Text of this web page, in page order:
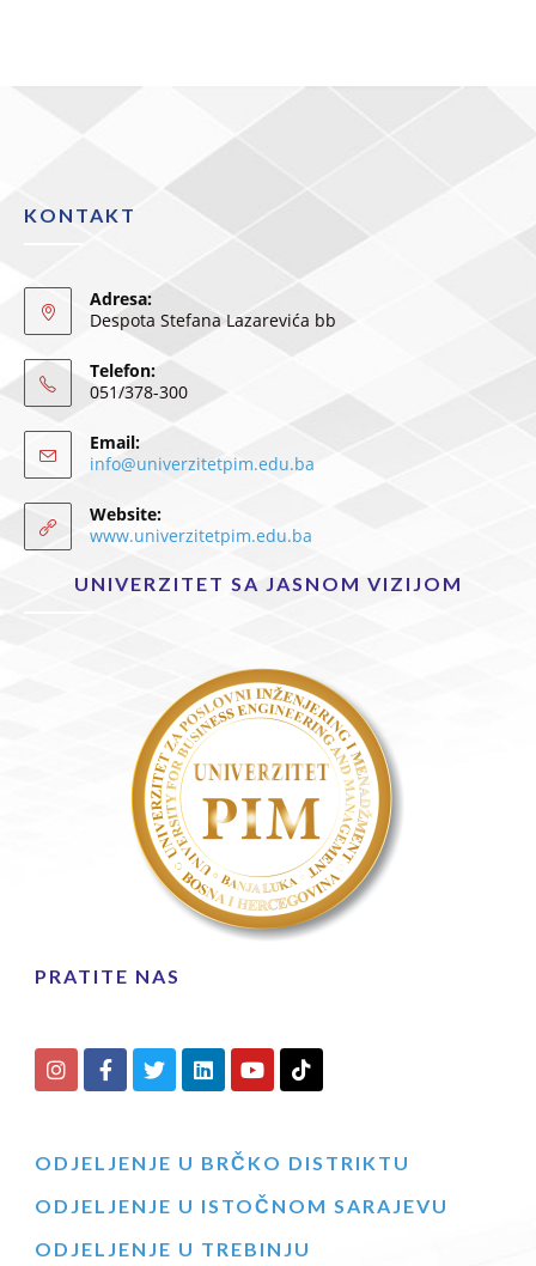
KONTAKT
Adresa:
Despota Stefana Lazarevića bb
Telefon:
051/378-300
Email:
info@univerzitetpim.edu.ba
Website:
www.univerzitetpim.edu.ba
UNIVERZITET SA JASNOM VIZIJOM
PRATITE NAS
ODJELJENJE U BRČKO DISTRIKTU
ODJELJENJE U ISTOČNOM SARAJEVU
ODJELJENJE U TREBINJU